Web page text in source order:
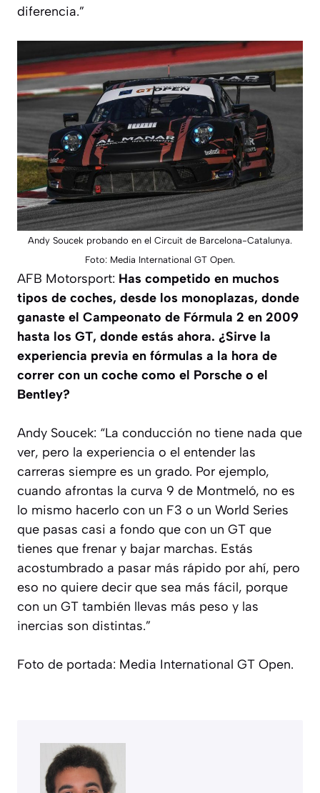
diferencia.”
Andy Soucek probando en el Circuit de Barcelona-Catalunya.
Foto: Media International GT Open.
AFB Motorsport: Has competido en muchos
tipos de coches, desde los monoplazas, donde
ganaste el Campeonato de Fórmula 2 en 2009
hasta los GT, donde estás ahora. ¿Sirve la
experiencia previa en fórmulas a la hora de
correr con un coche como el Porsche o el
Bentley?
Andy Soucek: “La conducción no tiene nada que
ver, pero la experiencia o el entender las
carreras siempre es un grado. Por ejemplo,
cuando afrontas la curva 9 de Montmeló, no es
lo mismo hacerlo con un F3 o un World Series
que pasas casi a fondo que con un GT que
tienes que frenar y bajar marchas. Estás
acostumbrado a pasar más rápido por ahí, pero
eso no quiere decir que sea más fácil, porque
con un GT también llevas más peso y las
inercias son distintas.”
Foto de portada: Media International GT Open.